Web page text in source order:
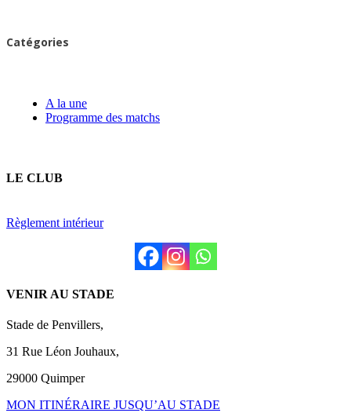
Catégories
A la une
Programme des matchs
LE CLUB
Règlement intérieur
VENIR AU STADE
Stade de Penvillers,
31 Rue Léon Jouhaux,
29000 Quimper
MON ITINÉRAIRE JUSQU’AU STADE